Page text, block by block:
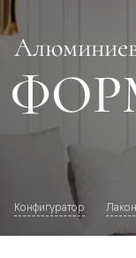
Конфигуратор